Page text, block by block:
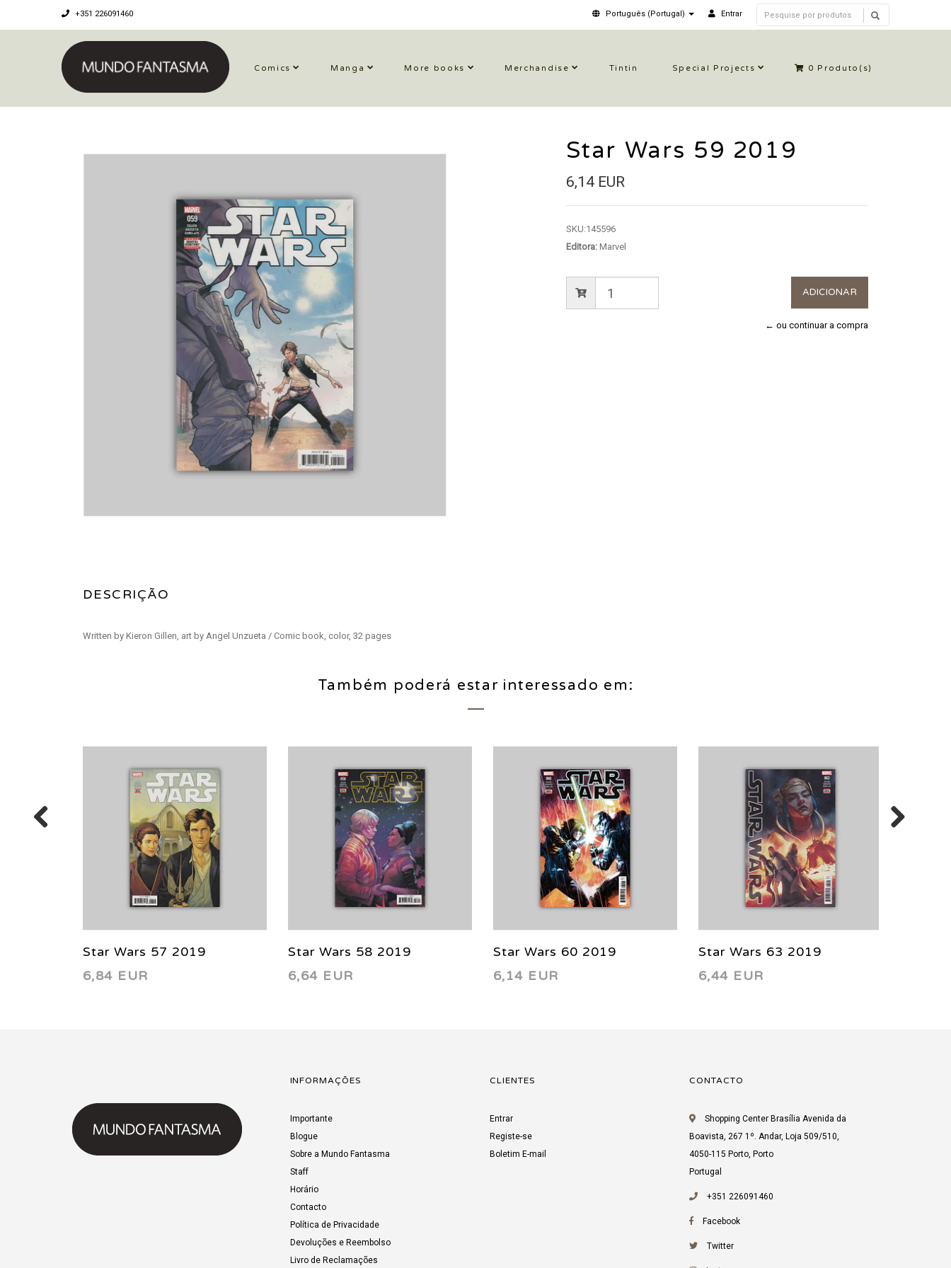
+351 226091460 Português (Portugal) Entrar
Comics Manga More books Merchandise Tintin Special Projects 0 Produto(s)
DESCRIÇÃO
Written by Kieron Gillen, art by Angel Unzueta / Comic book, color, 32 pages
Star Wars 59 2019
6,14 EUR
SKU:145596
Editora:Marvel
← ou continuar a compra
Também poderá estar interessado em:
Star Wars 57 2019
6,84 EUR
Star Wars 58 2019
6,64 EUR
Star Wars 60 2019
6,14 EUR
Star Wars 63 2019
6,44 EUR
INFORMAÇÕES
Importante
Blogue
Sobre a Mundo Fantasma
Staff
Horário
Contacto
Política de Privacidade
Devoluções e Reembolso
Livro de Reclamações
CLIENTES
Entrar
Registe-se
Boletim E-mail
CONTACTO
Shopping Center Brasília Avenida da
Boavista, 267 1º. Andar, Loja 509/510,
4050-115 Porto, Porto
Portugal
+351 226091460
Facebook
Twitter